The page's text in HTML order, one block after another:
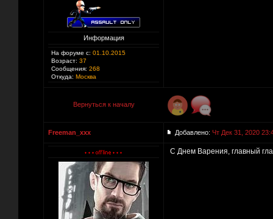
Информация
На форуме с: 01.10.2015
Возраст: 37
Сообщения: 268
Откуда: Москва
Вернуться к началу
Freeman_xxx Добавлено: Чт Дек 31, 2020
С Днем Варения, главный